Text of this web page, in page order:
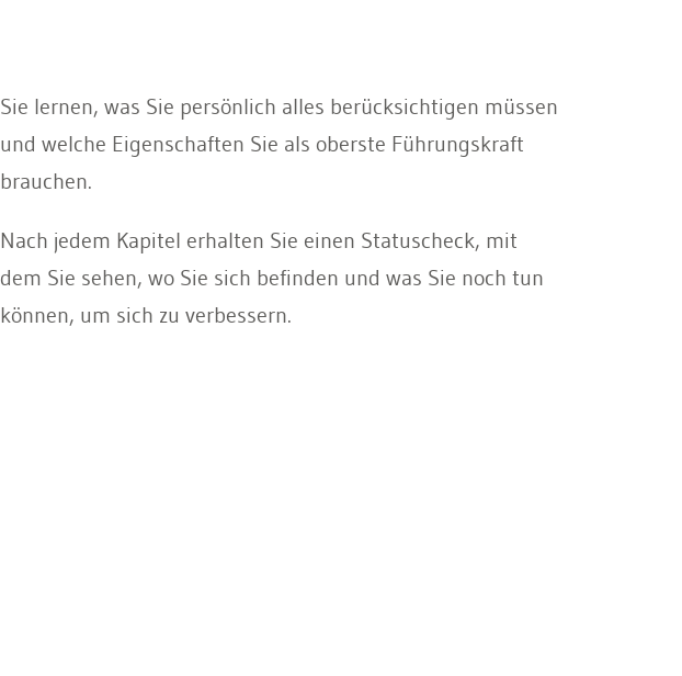
Sie lernen, was Sie persönlich alles berücksichtigen müssen
und welche Eigenschaften Sie als oberste Führungskraft
brauchen.
Nach jedem Kapitel erhalten Sie einen Statuscheck, mit
dem Sie sehen, wo Sie sich befinden und was Sie noch tun
können, um sich zu verbessern.